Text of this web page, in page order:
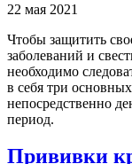
22 мая 2021
Чтобы защитить
заболеваний и
необходимо
в себя три
непосредственно
период.
Прививки